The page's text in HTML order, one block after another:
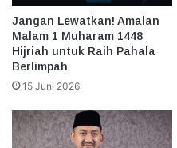
Jangan Lewatkan! Amalan
Malam 1 Muharam 1448
Hijriah untuk Raih Pahala
Berlimpah
15 Juni 2026